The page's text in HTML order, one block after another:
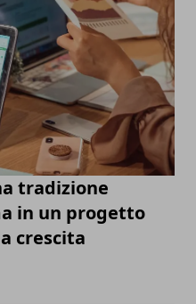
tradizione
in un progetto
crescita